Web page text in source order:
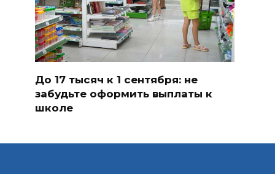
До 17 тысяч к 1 сентября: не
забудьте оформить выплаты к
школе